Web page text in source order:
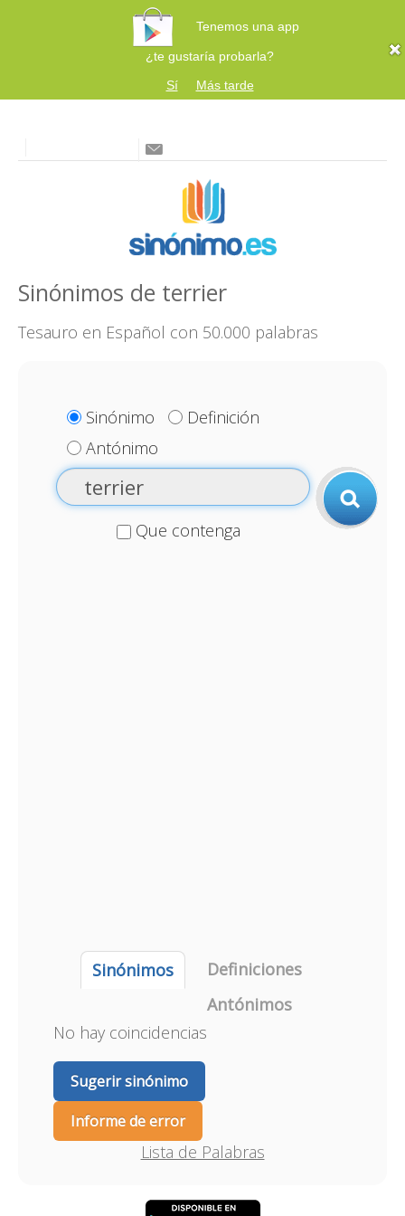
Tenemos una app
¿te gustaría probarla?
Sí
Más tarde
Sinónimos de terrier
Tesauro en Español con 50.000 palabras
Sinónimo
Definición
Antónimo
Que contenga
Sinónimos
Definiciones
Antónimos
No hay coincidencias
Sugerir sinónimo
Informe de error
Lista de Palabras